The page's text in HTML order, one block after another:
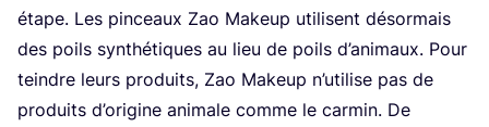
étape. Les pin­ceaux Zao Makeup uti­lisent désor­mais
des poils syn­thé­tiques au lieu de poils d’a­ni­maux. Pour
teindre leurs pro­duits, Zao Makeup n’u­ti­lise pas de
pro­duits d’o­ri­gine ani­male comme le car­min. De